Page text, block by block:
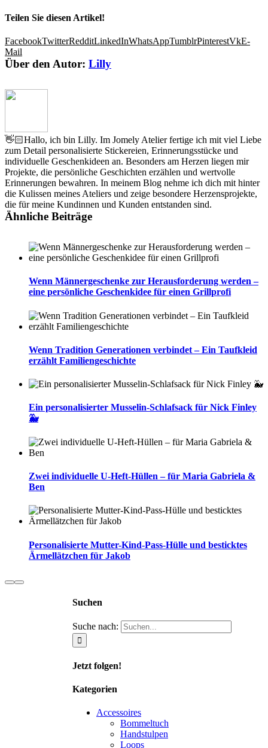
Teilen Sie diesen Artikel!
FacebookTwitterRedditLinkedInWhatsAppTumblrPinterestVkE-
Mail
Über den Autor: Lilly
👋🏻Hallo, ich bin Lilly. Im Jomely Atelier fertige ich mit viel Liebe
zum Detail personalisierte Stickereien, Erinnerungsstücke und
individuelle Geschenkideen an. Besonders am Herzen liegen mir
Projekte, die persönliche Geschichten erzählen und wertvolle
Erinnerungen bewahren. In meinem Blog nehme ich dich mit hinter
die Kulissen meines Ateliers und zeige besondere Herzensprojekte,
die für meine Kundinnen und Kunden entstanden sind.
Ähnliche Beiträge
Wenn Männergeschenke zur Herausforderung werden –
eine persönliche Geschenkidee für einen Grillprofi
Wenn Tradition Generationen verbindet – Ein Taufkleid
erzählt Familiengeschichte
Ein personalisierter Musselin-Schlafsack für Nick Finley
🐳
Zwei individuelle U-Heft-Hüllen – für Maria Gabriela &
Ben
Personalisierte Mutter-Kind-Pass-Hülle und besticktes
Ärmellätzchen für Jakob
Suchen
Suche nach:
Jetzt folgen!
Kategorien
Accessoires
Bommeltuch
Handstulpen
Loops